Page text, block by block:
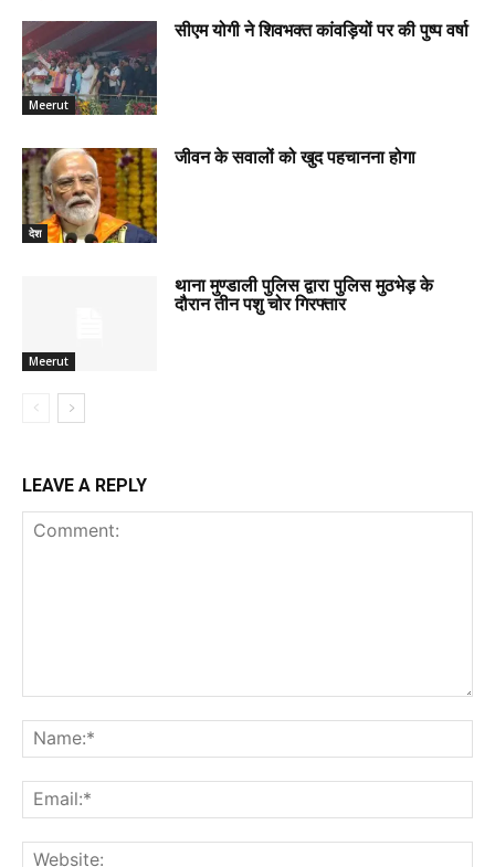
Meerut
सीएम योगी ने शिवभक्त कांवड़ियों पर की पुष्प वर्षा
देश
जीवन के सवालों को खुद पहचानना होगा
Meerut
थाना मुण्डाली पुलिस द्वारा पुलिस मुठभेड़ के
दौरान तीन पशु चोर गिरफ्तार
LEAVE A REPLY